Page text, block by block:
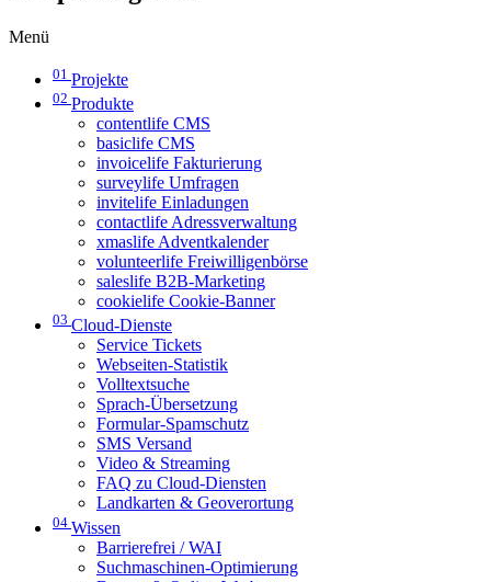
Menü
01 Projekte
02 Produkte
contentlife CMS
basiclife CMS
invoicelife Fakturierung
surveylife Umfragen
invitelife Einladungen
contactlife Adressverwaltung
xmaslife Adventkalender
volunteerlife Freiwilligenbörse
saleslife B2B-Marketing
cookielife Cookie-Banner
03 Cloud-Dienste
Service Tickets
Webseiten-Statistik
Volltextsuche
Sprach-Übersetzung
Formular-Spamschutz
SMS Versand
Video & Streaming
FAQ zu Cloud-Diensten
Landkarten & Geoverortung
04 Wissen
Barrierefrei / WAI
Suchmaschinen-Optimierung